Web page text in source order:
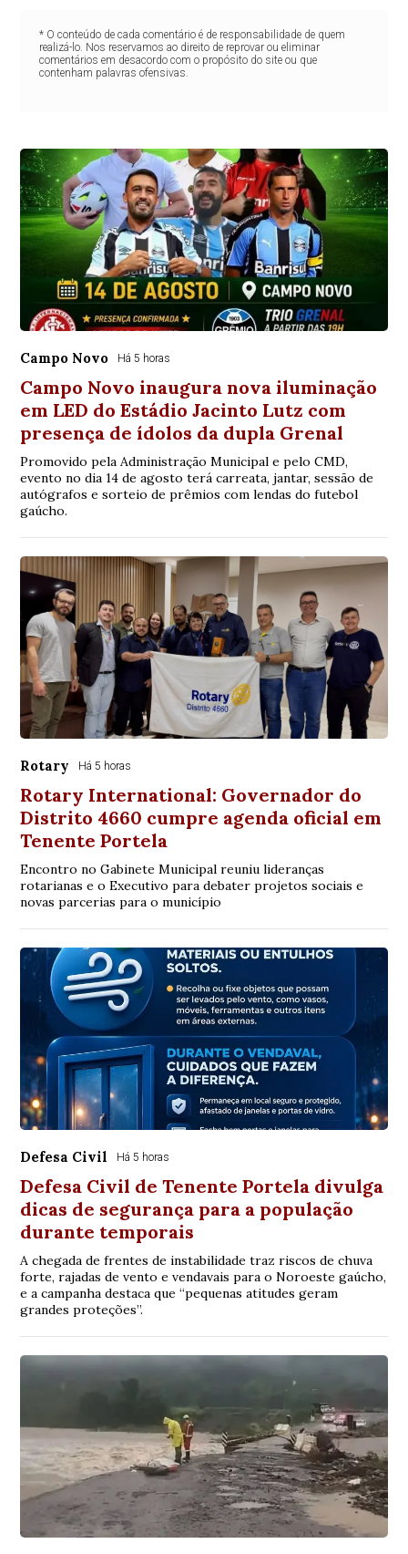
* O conteúdo de cada comentário é de responsabilidade de quem
realizá-lo. Nos reservamos ao direito de reprovar ou eliminar
comentários em desacordo com o propósito do site ou que
contenham palavras ofensivas.
Campo Novo Há 5 horas
Campo Novo inaugura nova iluminação
em LED do Estádio Jacinto Lutz com
presença de ídolos da dupla Grenal
Promovido pela Administração Municipal e pelo CMD,
evento no dia 14 de agosto terá carreata, jantar, sessão de
autógrafos e sorteio de prêmios com lendas do futebol
gaúcho.
Rotary Há 5 horas
Rotary International: Governador do
Distrito 4660 cumpre agenda oficial em
Tenente Portela
Encontro no Gabinete Municipal reuniu lideranças
rotarianas e o Executivo para debater projetos sociais e
novas parcerias para o município
Defesa Civil Há 5 horas
Defesa Civil de Tenente Portela divulga
dicas de segurança para a população
durante temporais
A chegada de frentes de instabilidade traz riscos de chuva
forte, rajadas de vento e vendavais para o Noroeste gaúcho,
e a campanha destaca que “pequenas atitudes geram
grandes proteções”.